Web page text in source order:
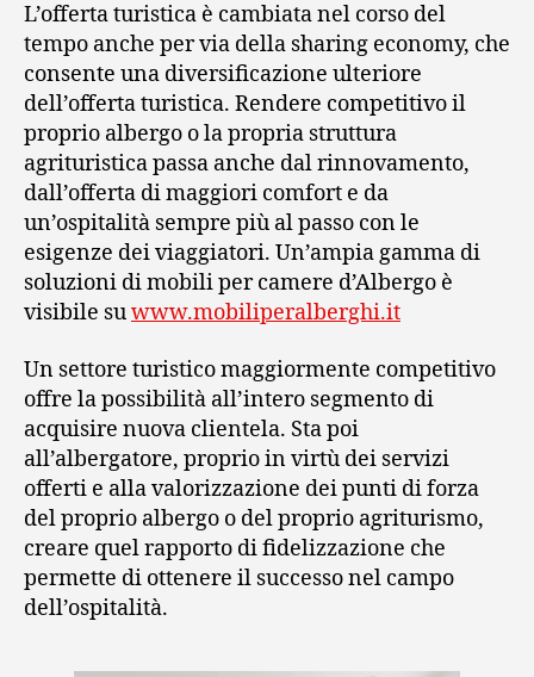
L’offerta turistica è cambiata nel corso del
tempo anche per via della sharing economy, che
consente una diversificazione ulteriore
dell’offerta turistica. Rendere competitivo il
proprio albergo o la propria struttura
agrituristica passa anche dal rinnovamento,
dall’offerta di maggiori comfort e da
un’ospitalità sempre più al passo con le
esigenze dei viaggiatori. Un’ampia gamma di
soluzioni di mobili per camere d’Albergo è
visibile suwww.mobiliperalberghi.it
Un settore turistico maggiormente competitivo
offre la possibilità all’intero segmento di
acquisire nuova clientela. Sta poi
all’albergatore, proprio in virtù dei servizi
offerti e alla valorizzazione dei punti di forza
del proprio albergo o del proprio agriturismo,
creare quel rapporto di fidelizzazione che
permette di ottenere il successo nel campo
dell’ospitalità.